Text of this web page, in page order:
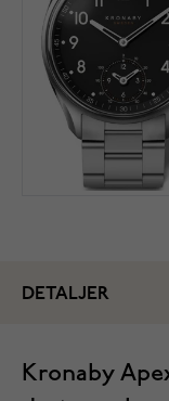
DETALJER
Kronaby